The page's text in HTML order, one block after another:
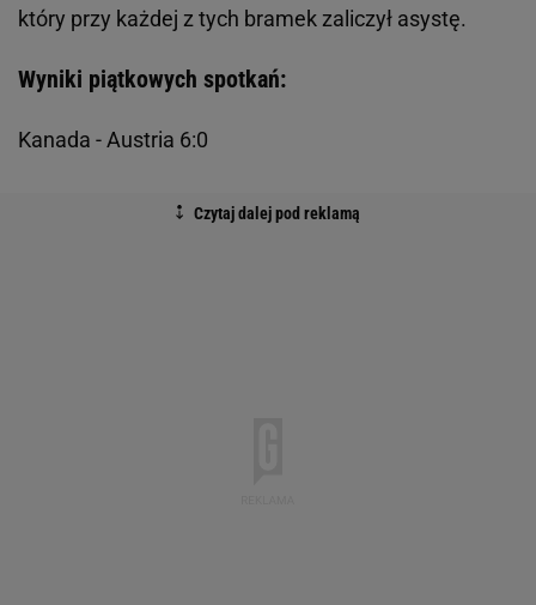
który przy każdej z tych bramek zaliczył asystę.
Wyniki piątkowych spotkań:
Kanada - Austria 6:0